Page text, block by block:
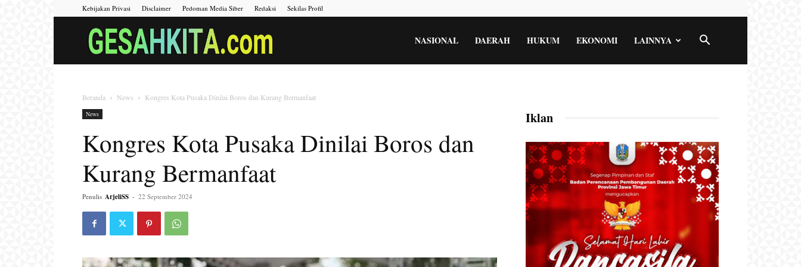
Kebijakan Privasi Disclaimer Pedoman Media Siber Redaksi Sekilas Profil
Menara
NASIONAL DAERAH HUKUM EKONOMI LAINNYA
Beranda News Kongres Kota Pusaka Dinilai Boros dan Kurang Bermanfaat
News
Kongres Kota Pusaka Dinilai Boros dan
Kurang Bermanfaat
Penulis ArjeliSS - 22 September 2024
Iklan